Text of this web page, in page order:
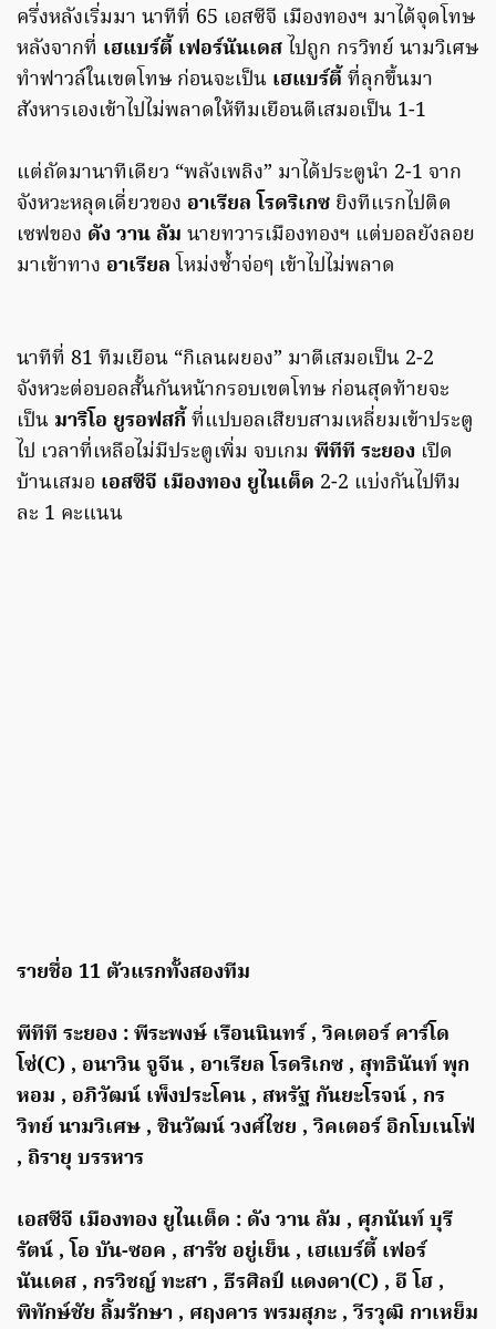
ครึ่งหลังเริ่มมา นาทีที่ 65 เอสซีจี เมืองทองฯ มาได้จุดโทษ
หลังจากที่ เฮแบร์ตี้ เฟอร์นันเดส ไปถูก กรวิทย์ นามวิเศษ
ทำฟาวล์ในเขตโทษ ก่อนจะเป็น เฮแบร์ตี้ ที่ลุกขึ้นมา
สังหารเองเข้าไปไม่พลาดให้ทีมเยือนตีเสมอเป็น 1-1
แต่ถัดมานาทีเดียว “พลังเพลิง” มาได้ประตูนำ 2-1 จาก
จังหวะหลุดเดี่ยวของ อาเรียล โรดริเกซ ยิงทีแรกไปติด
เซฟของ ดัง วาน ลัม นายทวารเมืองทองฯ แต่บอลยังลอย
มาเข้าทาง อาเรียล โหม่งซ้ำจ่อๆ เข้าไปไม่พลาด
นาทีที่ 81 ทีมเยือน “กิเลนผยอง” มาตีเสมอเป็น 2-2
จังหวะต่อบอลสั้นกันหน้ากรอบเขตโทษ ก่อนสุดท้ายจะ
เป็น มาริโอ ยูรอฟสกี้ ที่แปบอลเสียบสามเหลี่ยมเข้าประตู
ไป เวลาที่เหลือไม่มีประตูเพิ่ม จบเกม พีทีที ระยอง เปิด
บ้านเสมอ เอสซีจี เมืองทอง ยูไนเต็ด 2-2 แบ่งกันไปทีม
ละ 1 คะแนน
รายชื่อ 11 ตัวแรกทั้งสองทีม
พีทีที ระยอง : พีระพงษ์ เรือนนินทร์ , วิคเตอร์ คาร์โด
โซ่(C) , อนาวิน จูจีน , อาเรียล โรดริเกซ , สุทธินันท์ พุก
หอม , อภิวัฒน์ เพ็งประโคน , สหรัฐ กันยะโรจน์ , กร
วิทย์ นามวิเศษ , ชินวัฒน์ วงศ์ไชย , วิคเตอร์ อิกโบเนโฟ่
, ถิรายุ บรรหาร
เอสซีจี เมืองทอง ยูไนเต็ด : ดัง วาน ลัม , ศุภนันท์ บุรี
รัตน์ , โอ บัน-ซอค , สารัช อยู่เย็น , เฮแบร์ตี้ เฟอร์
นันเดส , กรวิชญ์ ทะสา , ธีรศิลป์ แดงดา(C) , อี โฮ ,
พิทักษ์ชัย ลิ้มรักษา , ศฤงคาร พรมสุภะ , วีรวุฒิ กาเหย็ม